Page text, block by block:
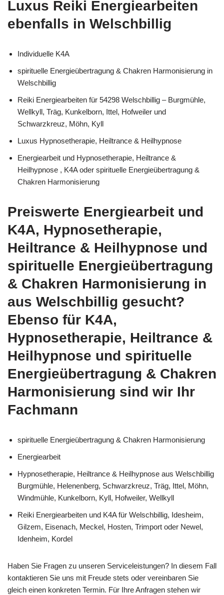
Luxus Reiki Energiearbeiten
ebenfalls in Welschbillig
Individuelle K4A
spirituelle Energieübertragung & Chakren Harmonisierung in
Welschbillig
Reiki Energiearbeiten für 54298 Welschbillig – Burgmühle,
Wellkyll, Träg, Kunkelborn, Ittel, Hofweiler und
Schwarzkreuz, Möhn, Kyll
Luxus Hypnosetherapie, Heiltrance & Heilhypnose
Energiearbeit und Hypnosetherapie, Heiltrance &
Heilhypnose , K4A oder spirituelle Energieübertragung &
Chakren Harmonisierung
Preiswerte Energiearbeit und
K4A, Hypnosetherapie,
Heiltrance & Heilhypnose und
spirituelle Energieübertragung
& Chakren Harmonisierung in
aus Welschbillig gesucht?
Ebenso für K4A,
Hypnosetherapie, Heiltrance &
Heilhypnose und spirituelle
Energieübertragung & Chakren
Harmonisierung sind wir Ihr
Fachmann
spirituelle Energieübertragung & Chakren Harmonisierung
Energiearbeit
Hypnosetherapie, Heiltrance & Heilhypnose aus Welschbillig
Burgmühle, Helenenberg, Schwarzkreuz, Träg, Ittel, Möhn,
Windmühle, Kunkelborn, Kyll, Hofweiler, Wellkyll
Reiki Energiearbeiten und K4A für Welschbillig, Idesheim,
Gilzem, Eisenach, Meckel, Hosten, Trimport oder Newel,
Idenheim, Kordel
Haben Sie Fragen zu unseren Serviceleistungen? In diesem Fall
kontaktieren Sie uns mit Freude stets oder vereinbaren Sie
gleich einen konkreten Termin. Für Ihre Anfragen stehen wir